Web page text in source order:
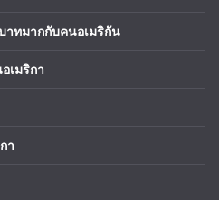
าทมากกับคนอเมริกัน
เมริกา
า